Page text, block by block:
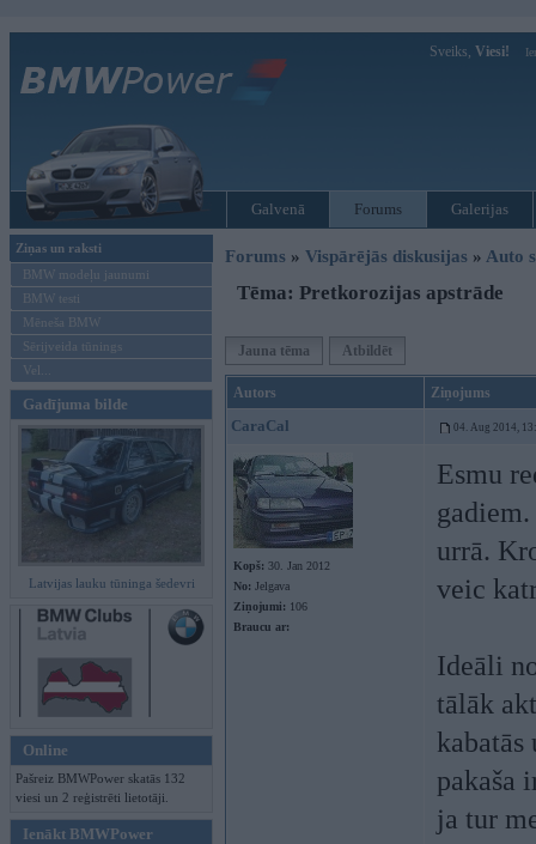
Sveiks, Viesi!
Galvenā Forums Galerijas
Ziņas un raksti
BMW modeļu jaunumi
BMW testi
Mēneša BMW
Sērijveida tūnings
Vel...
Gadījuma bilde
Latvijas lauku tūninga šedevri
Online
Pašreiz BMWPower skatās 132
viesi un 2 reģistrēti lietotāji.
Ienākt BMWPower
Forums » Vispārējās diskusijas » Auto
Tēma: Pretkorozijas apstrāde
Jauna tēma Atbildēt
Autors Ziņojums
CaraCal 04. Aug 2014,
Kopš: 30. Jan 2012
No: Jelgava
Ziņojumi: 106
Braucu ar:
Esmu
gadiem.
urrā.
veic
Ideāli
tālāk
kabatās
pakaša
ja tur